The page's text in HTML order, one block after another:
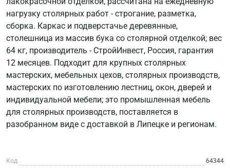
нагрузку столярных работ - строгание, разметка,
сборка. Каркас и подверстачье деревянные,
столешница из массив бука со столярной отделкой; вес
64 кг, производитель - СтройИнвест, Россия, гарантия
12 месяцев. Подходит для крупных столярных
мастерских, мебельных цехов, столярных производств,
мастерских по изготовлению лестниц, окон, дверей и
индивидуальной мебели; это промышленная мебель
для столярных производств, поставляется в
разобранном виде с доставкой в Липецке и регионам.
Код
64344